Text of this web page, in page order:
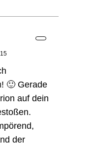
🙂 Gerade
auf dein
der